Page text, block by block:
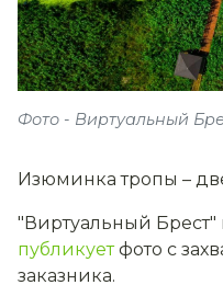
Фото - Виртуальный
Изюминка тропы –
"Виртуальный Брест"
публикуетфото с
заказника.